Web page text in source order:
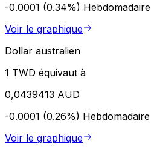
-0.0001 (0.34%) Hebdomadaire
Voir le graphique
Dollar australien
1 TWD équivaut à
0,0439413 AUD
-0.0001 (0.26%) Hebdomadaire
Voir le graphique